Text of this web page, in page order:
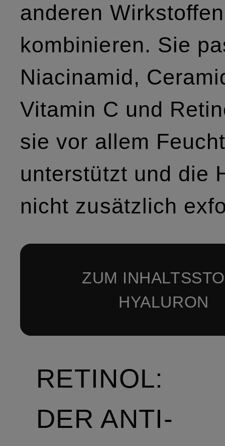
anderen Wirkstoffen
kombinieren. Sie
Niacinamid,
Vitamin C und
sie vor allem
unterstützt und die
nicht zusätzlich
ZUM
HYALURON
RETINOL:
DER ANTI-